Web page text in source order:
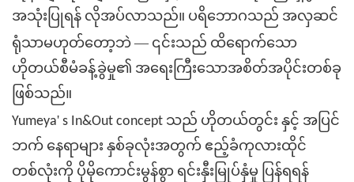
အသုံးပြုရန် လိုအပ်လာသည်။ ပရိဘောဂသည် အလှဆင်
ရုံသာမဟုတ်တော့ဘဲ — ၎င်းသည် ထိရောက်သော
ဟိုတယ်စီမံခန့်ခွဲမှု၏ အရေးကြီးသောအစိတ်အပိုင်းတစ်ခု
ဖြစ်သည်။
Yumeya' s In&Out concept သည် ဟိုတယ်တွင်း နှင့် အပြင်
ဘက် နေရာများ နှစ်ခုလုံးအတွက် ဧည့်ခံကုလားထိုင်
တစ်လုံးကို ပိုမိုကောင်းမွန်စွာ ရင်းနှီးမြုပ်နှံမှု ပြန်ရရန်